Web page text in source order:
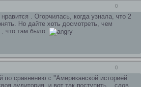
0
. Огорчилась, когда узнала, что 2
Но дайте хоть досмотреть, чем
, что там было.
0
по сравнению с "Американской историей
аудитория, и вот так поступить... слов